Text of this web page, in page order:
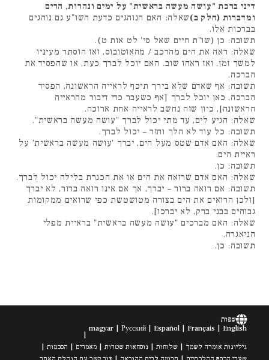
דיני ברכת "עושה מעשה בראשית" על ימים ונהרות, הרים
ומדברות (חלק ב)שאלה: האם הנוהגים כדעת השו"ע גם נוהגים
בברכות אלו.
תשובה: כן (שו"ת חיים שאל סי' לט אות ט).
שאלה: ראה את הים מהרכב / מהאוטובוס, ואז הוסתר מעיניו
למשך זמן, ואז ראהו שוב. האם יוכל לברך כעת, או שהפסיד את
הברכה.
תשובה: אף שאדם שלא בירך תיכף לראייה הראשונה, הפסיד
הברכה, כאן יוכל לברך [אף כשעבר כדי דיבור מהראייה
הראשונה], כיון שזה נחשב לראייה אחת ארוכה.
שאלה: הגיע לים, עד מתי יכול לברך "עושה מעשה בראשית".
תשובה: כל עוד לא הלך וחזר – יכול לברך.
שאלה: האם אדם שטס מעל הים, יברך 'עושה מעשה בראשית' על
ראיית הים.
תשובה: כן.
שאלה: האם אדם שרואה את הים או את הכנרת בלילה יכול לברך.
תשובה: אם רואה ברור – יברך, אך אם אינו רואה ברור, לא יברך
[ולכן הרואים את הים בצורה מטושטשת כפי שרואים ממקומות
גבוהים בבני ברק, לא יברכו].
שאלה: האם מברכים "עושה מעשה בראשית" בראיית מפלי
הניאגרה.
תשובה: כן.
שפות
English
Français
Español
Русский
magyar
גיליונות אזמרה לשמך שלוחות נוסחאות שטרות מאמרים
הסכמות